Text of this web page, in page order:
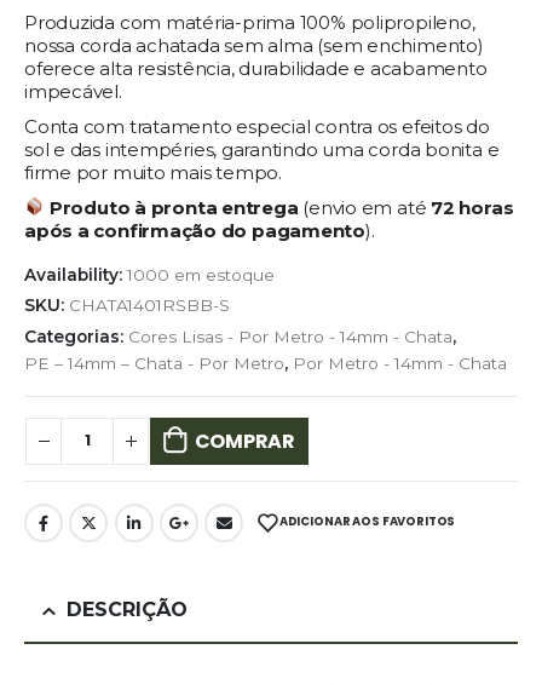
Produzida com matéria-prima 100% polipropileno,
nossa corda achatada sem alma (sem enchimento)
oferece alta resistência, durabilidade e acabamento
impecável.
Conta com tratamento especial contra os efeitos do
sol e das intempéries, garantindo uma corda bonita e
firme por muito mais tempo.
Produto à pronta entrega (envio em até 72 horas
após a confirmação do pagamento).
Availability:1000 em estoque
SKU: CHATA1401RSBB-S
Categorias: Cores Lisas - Por Metro - 14mm - Chata,
PE – 14mm – Chata - Por Metro, Por Metro - 14mm - Chata
COMPRAR
ADICIONAR AOS FAVORITOS
DESCRIÇÃO